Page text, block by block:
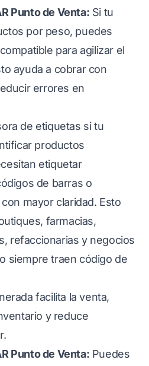
Punto de Venta: Si tu
por peso, puedes
para agilizar el
ayuda a cobrar con
errores en
de etiquetas si tu
productos
etiquetar
de barras o
mayor claridad. Esto
farmacias,
refaccionarias y negocios
siempre traen código de
facilita la venta,
y reduce
Punto de Venta: Puedes